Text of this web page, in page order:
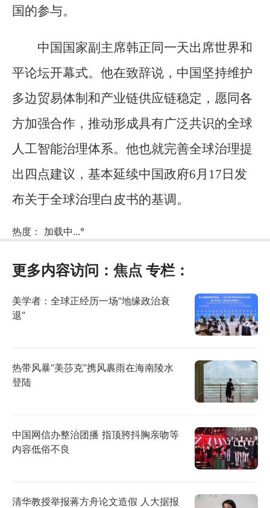
国的参与。
中国国家副主席韩正同一天出席世界和
平论坛开幕式。他在致辞说，中国坚持维护
多边贸易体制和产业链供应链稳定，愿同各
方加强合作，推动形成具有广泛共识的全球
人工智能治理体系。他也就完善全球治理提
出四点建议，基本延续中国政府6月17日发
布关于全球治理白皮书的基调。
热度： 加载中...°
更多内容访问： 焦点 专栏：
美学者：全球正经历一场“地缘政治衰
退”
热带风暴“美莎克”携风裹雨在海南陵水
登陆
中国网信办整治团播 指顶胯抖胸亲吻等
内容低俗不良
清华教授举报蒋方舟论文造假 人大据报